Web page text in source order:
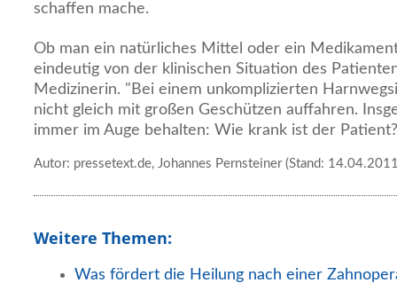
schaffen mache.
Ob man ein natürliches Mittel oder ein
eindeutig von der klinischen Situation des
Medizinerin. "Bei einem unkomplizierten
nicht gleich mit großen Geschützen auffahren.
immer im Auge behalten: Wie krank ist der
Autor: pressetext.de, Johannes Pernsteiner (Stand:
Weitere Themen:
Was fördert die Heilung nach einer